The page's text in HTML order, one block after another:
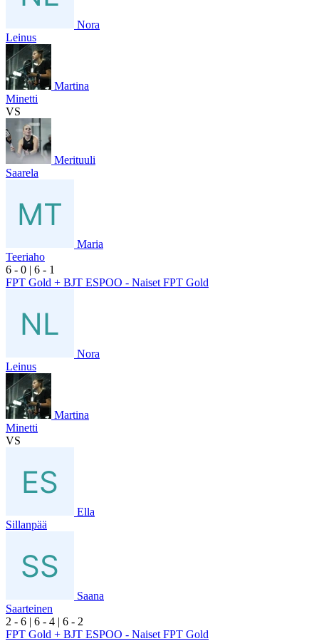
Nora
Leinus
Martina
Minetti
VS
Merituuli
Saarela
Maria
Teeriaho
6 - 0 | 6 - 1
FPT Gold + BJT ESPOO - Naiset FPT Gold
Nora
Leinus
Martina
Minetti
VS
Ella
Sillanpää
Saana
Saarteinen
2 - 6 | 6 - 4 | 6 - 2
FPT Gold + BJT ESPOO - Naiset FPT Gold